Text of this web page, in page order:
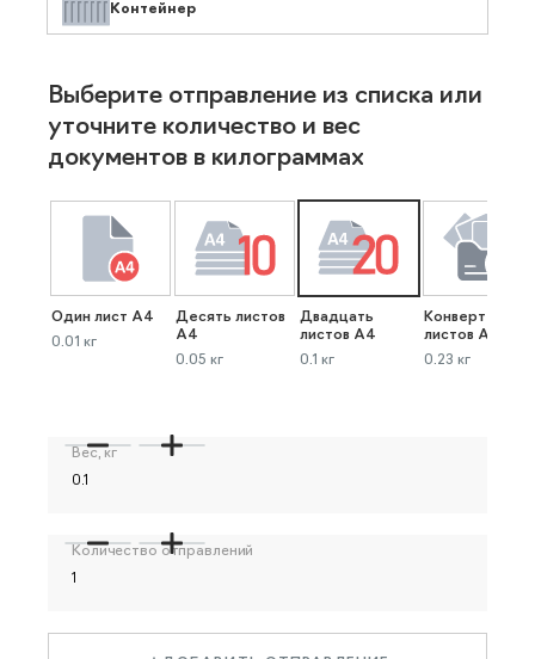
Контейнер
Выберите отправление из списка или
уточните количество и вес
документов в килограммах
Один лист А4
0.01 кг
Десять листов
А4
0.05 кг
Двадцать
листов А4
0.1 кг
Конверт до 40
листов А4
0.23 кг
Вес, кг
Количество отправлений